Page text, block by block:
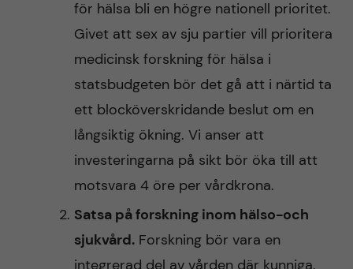
för hälsa bli en högre nationell prioritet.
Givet att sex av sju partier vill prioritera
medicinsk forskning för hälsa i
statsbudgeten bör det gå att i närtid ta
ett blocköverskridande beslut om en
långsiktig ökning. Vi anser att
investeringarna på sikt bör öka till att
motsvara 4 öre per vårdkrona.
Satsa på forskning inom hälso-och
sjukvård.Forskning bör vara en
integrerad del av vården där kunniga,